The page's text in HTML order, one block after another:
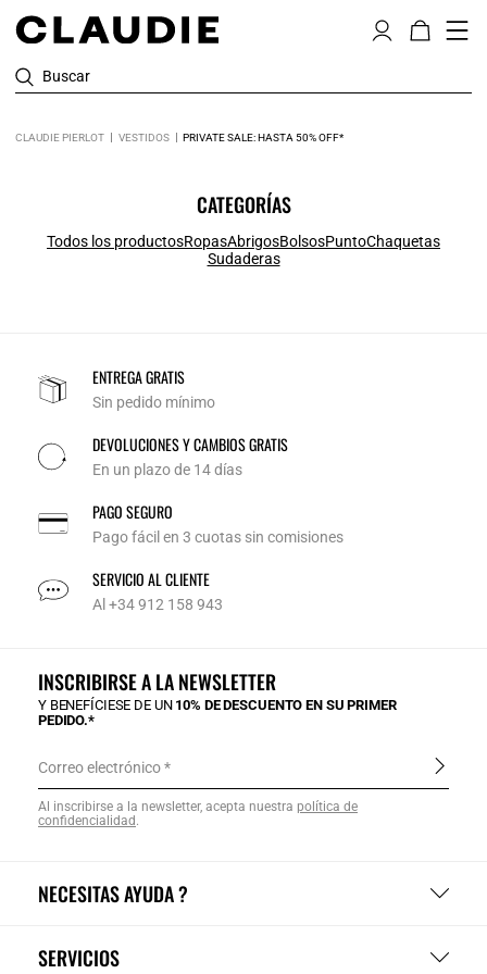
Buscar
CLAUDIE PIERLOT VESTIDOS PRIVATE SALE: HASTA 50% OFF*
CATEGORÍAS
Todos los productosRopasAbrigosBolsosPuntoChaquetas
Sudaderas
ENTREGA GRATIS
Sin pedido mínimo
DEVOLUCIONES Y CAMBIOS GRATIS
En un plazo de 14 días
PAGO SEGURO
Pago fácil en 3 cuotas sin comisiones
SERVICIO AL CLIENTE
Al +34 912 158 943
NECESITAS AYUDA ?
SERVICIOS
INSCRIBIRSE A LA NEWSLETTER
Y BENEFÍCIESE DE UN 10% DE DESCUENTO EN SU PRIMER
PEDIDO.*
Correo electrónico
Al inscribirse a la newsletter, acepta nuestra política de
confidencialidad.